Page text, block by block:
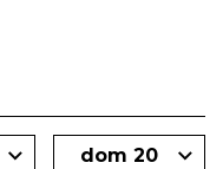
dom 20